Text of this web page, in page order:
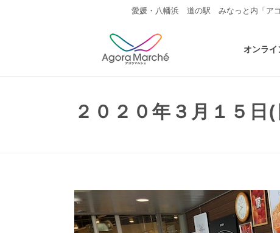
愛媛・八幡浜 道の駅 みなっと内「ア
オンライ
２０２０年３月１５